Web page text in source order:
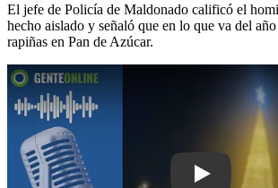
El jefe de Policía de Maldonado calificó el
hecho aislado y señaló que en lo que va del
rapiñas en Pan de Azúcar.
Play: